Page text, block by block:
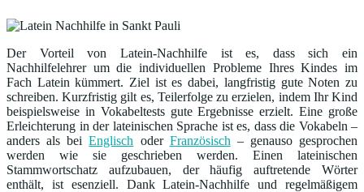
Der Vorteil von Latein-Nachhilfe ist es, dass sich ein
Nachhilfelehrer um die individuellen Probleme Ihres Kindes im
Fach Latein kümmert. Ziel ist es dabei, langfristig gute Noten zu
schreiben. Kurzfristig gilt es, Teilerfolge zu erzielen, indem Ihr Kind
beispielsweise in Vokabeltests gute Ergebnisse erzielt. Eine große
Erleichterung in der lateinischen Sprache ist es, dass die Vokabeln –
anders als beiEnglisch oder Französisch – genauso gesprochen
werden wie sie geschrieben werden. Einen lateinischen
Stammwortschatz aufzubauen, der häufig auftretende Wörter
enthält, ist esenziell. Dank Latein-Nachhilfe und regelmäßigem